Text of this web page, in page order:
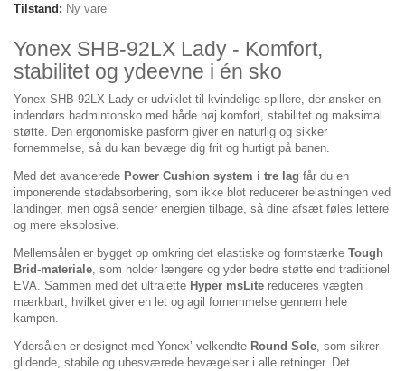
Tilstand: Ny vare
Yonex SHB-92LX Lady - Komfort,
stabilitet og ydeevne i én sko
Yonex SHB-92LX Lady er udviklet til kvindelige spillere, der ønsker en
indendørs badmintonsko med både høj komfort, stabilitet og maksimal
støtte. Den ergonomiske pasform giver en naturlig og sikker
fornemmelse, så du kan bevæge dig frit og hurtigt på banen.
Med det avancerede Power Cushion system i tre lag får du en
imponerende stødabsorbering, som ikke blot reducerer belastningen ved
landinger, men også sender energien tilbage, så dine afsæt føles lettere
og mere eksplosive.
Mellemsålen er bygget op omkring det elastiske og formstærke Tough
Brid-materiale , som holder længere og yder bedre støtte end traditionel
EVA. Sammen med det ultralette Hyper msLite reduceres vægten
mærkbart, hvilket giver en let og agil fornemmelse gennem hele
kampen.
Ydersålen er designet med Yonex’ velkendte Round Sole , som sikrer
glidende, stabile og ubesværede bevægelser i alle retninger. Det